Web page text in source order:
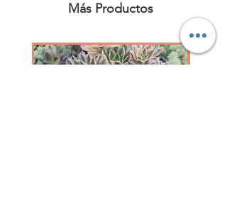
Más Productos